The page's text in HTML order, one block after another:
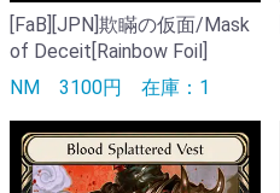
[FaB][JPN]欺瞞の仮面/Mask
of Deceit[Rainbow Foil]
NM 3100円 在庫：1